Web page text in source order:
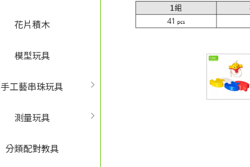
花片積木
模型玩具
手工藝串珠玩具
測量玩具
分類配對教具